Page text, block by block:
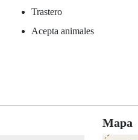
Trastero
Acepta animales
Mapa